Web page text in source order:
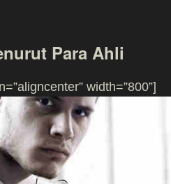
Para Ahli
width=”800”]